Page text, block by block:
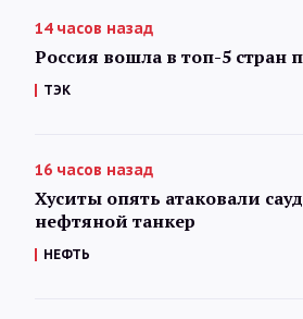
14 часов назад
Россия вошла в топ-5 стран
ТЭК
16 часов назад
Хуситы опять атаковали
нефтяной танкер
НЕФТЬ